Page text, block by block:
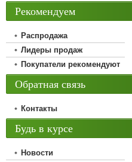
Рекомендуем
Распродажа
Лидеры продаж
Покупатели рекомендуют
Обратная связь
Контакты
Будь в курсе
Новости